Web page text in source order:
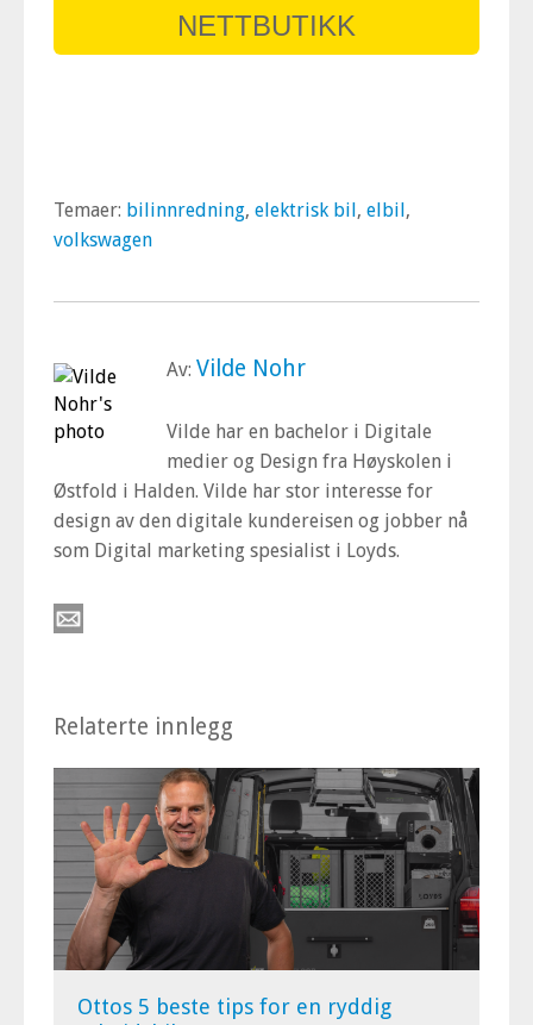
NETTBUTIKK
Temaer: bilinnredning, elektrisk bil , elbil ,
volkswagen
Av: Vilde Nohr
Vilde har en bachelor i Digitale
medier og Design fra Høyskolen i
Østfold i Halden. Vilde har stor interesse for
design av den digitale kundereisen og jobber nå
som Digital marketing spesialist i Loyds.
Relaterte innlegg
Ottos 5 beste tips for en ryddig